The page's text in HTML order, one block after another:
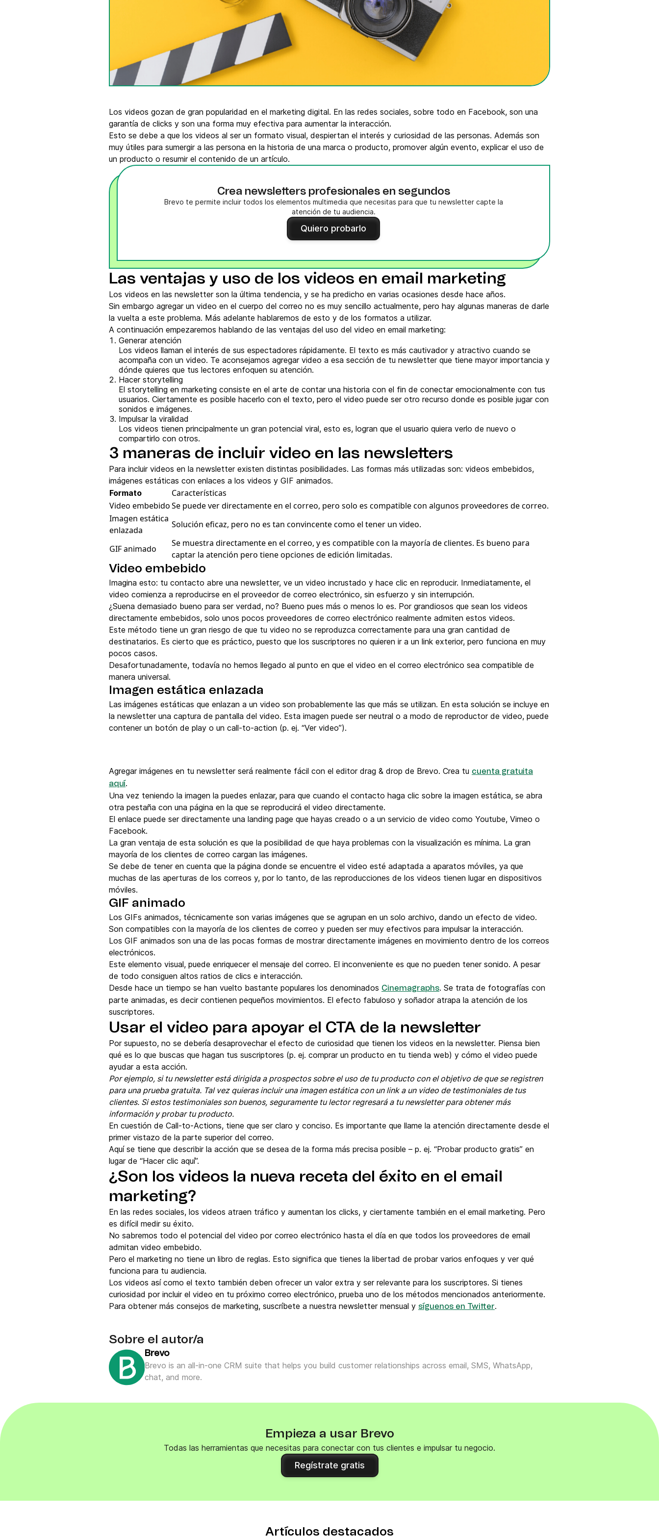
VoIP Phone
Los videos gozan de gran popularidad en el marketing digital. En las redes sociales, sobre todo en Facebook, son una
garantía de clicks y son una forma muy efectiva para aumentar la interacción.
Esto se debe a que los videos al ser un formato visual, despiertan el interés y curiosidad de las personas. Además son
muy útiles para sumergir a las persona en la historia de una marca o producto, promover algún evento, explicar el uso de
un producto o resumir el contenido de un artículo.
Crea newsletters profesionales en segundos
Brevo te permite incluir todos los elementos multimedia que necesitas para que tu newsletter capte la
atención de tu audiencia.
Quiero probarlo
Las ventajas y uso de los videos en email marketing
Los videos en las newsletter son la última tendencia, y se ha predicho en varias ocasiones desde hace años.
Sin embargo agregar un video en el cuerpo del correo no es muy sencillo actualmente, pero hay algunas maneras de darle
la vuelta a este problema. Más adelante hablaremos de esto y de los formatos a utilizar.
A continuación empezaremos hablando de las ventajas del uso del video en email marketing:
Generar atención
Los videos llaman el interés de sus espectadores rápidamente. El texto es más cautivador y atractivo cuando se
acompaña con un video. Te aconsejamos agregar video a esa sección de tu newsletter que tiene mayor importancia y
dónde quieres que tus lectores enfoquen su atención.
Hacer storytelling
El storytelling en marketing consiste en el arte de contar una historia con el fin de conectar emocionalmente con tus
usuarios. Ciertamente es posible hacerlo con el texto, pero el video puede ser otro recurso donde es posible jugar con
sonidos e imágenes.
Impulsar la viralidad
Los videos tienen principalmente un gran potencial viral, esto es, logran que el usuario quiera verlo de nuevo o
compartirlo con otros.
3 maneras de incluir video en las newsletters
Para incluir videos en la newsletter existen distintas posibilidades. Las formas más utilizadas son: videos embebidos,
imágenes estáticas con enlaces a los videos y GIF animados.
Formato
Características
Video embebidoSe puede ver directamente en el correo, pero solo es compatible con algunos proveedores de correo.
Imagen estática
enlazada
Solución eficaz, pero no es tan convincente como el tener un video.
GIF animado
Se muestra directamente en el correo, y es compatible con la mayoría de clientes. Es bueno para
captar la atención pero tiene opciones de edición limitadas.
Video embebido
Imagina esto: tu contacto abre una newsletter, ve un video incrustado y hace clic en reproducir. Inmediatamente, el
video comienza a reproducirse en el proveedor de correo electrónico, sin esfuerzo y sin interrupción.
¿Suena demasiado bueno para ser verdad, no? Bueno pues más o menos lo es. Por grandiosos que sean los videos
directamente embebidos, solo unos pocos proveedores de correo electrónico realmente admiten estos videos.
Este método tiene un gran riesgo de que tu video no se reproduzca correctamente para una gran cantidad de
destinatarios. Es cierto que es práctico, puesto que los suscriptores no quieren ir a un link exterior, pero funciona en muy
pocos casos.
Desafortunadamente, todavía no hemos llegado al punto en que el video en el correo electrónico sea compatible de
manera universal.
Imagen estática enlazada
Las imágenes estáticas que enlazan a un video son probablemente las que más se utilizan. En esta solución se incluye en
la newsletter una captura de pantalla del video. Esta imagen puede ser neutral o a modo de reproductor de video, puede
contener un botón de play o un call-to-action (p. ej. “Ver video”).
Agregar imágenes en tu newsletter será realmente fácil con el editor drag & drop de Brevo. Crea tu cuenta gratuita
aquí.
Una vez teniendo la imagen la puedes enlazar, para que cuando el contacto haga clic sobre la imagen estática, se abra
otra pestaña con una página en la que se reproducirá el video directamente.
El enlace puede ser directamente una landing page que hayas creado o a un servicio de video como Youtube, Vimeo o
Facebook.
La gran ventaja de esta solución es que la posibilidad de que haya problemas con la visualización es mínima. La gran
mayoría de los clientes de correo cargan las imágenes.
Se debe de tener en cuenta que la página donde se encuentre el video esté adaptada a aparatos móviles, ya que
muchas de las aperturas de los correos y, por lo tanto, de las reproducciones de los videos tienen lugar en dispositivos
móviles.
GIF animado
Los GIFs animados, técnicamente son varias imágenes que se agrupan en un solo archivo, dando un efecto de video.
Son compatibles con la mayoría de los clientes de correo y pueden ser muy efectivos para impulsar la interacción.
Los GIF animados son una de las pocas formas de mostrar directamente imágenes en movimiento dentro de los correos
electrónicos.
Este elemento visual, puede enriquecer el mensaje del correo. El inconveniente es que no pueden tener sonido. A pesar
de todo consiguen altos ratios de clics e interacción.
Desde hace un tiempo se han vuelto bastante populares los denominados Cinemagraphs. Se trata de fotografías con
parte animadas, es decir contienen pequeños movimientos. El efecto fabuloso y soñador atrapa la atención de los
suscriptores.
Usar el video para apoyar el CTA de la newsletter
Por supuesto, no se debería desaprovechar el efecto de curiosidad que tienen los videos en la newsletter. Piensa bien
qué es lo que buscas que hagan tus suscriptores (p. ej. comprar un producto en tu tienda web) y cómo el video puede
ayudar a esta acción.
Por ejemplo, si tu newsletter está dirigida a prospectos sobre el uso de tu producto con el objetivo de que se registren
para una prueba gratuita. Tal vez quieras incluir una imagen estática con un link a un video de testimoniales de tus
clientes. Si estos testimoniales son buenos, seguramente tu lector regresará a tu newsletter para obtener más
información y probar tu producto.
En cuestión de Call-to-Actions, tiene que ser claro y conciso. Es importante que llame la atención directamente desde el
primer vistazo de la parte superior del correo.
Aquí se tiene que describir la acción que se desea de la forma más precisa posible – p. ej. “Probar producto gratis” en
lugar de “Hacer clic aquí”.
¿Son los videos la nueva receta del éxito en el email
marketing?
En las redes sociales, los videos atraen tráfico y aumentan los clicks, y ciertamente también en el email marketing. Pero
es difícil medir su éxito.
No sabremos todo el potencial del video por correo electrónico hasta el día en que todos los proveedores de email
admitan video embebido.
Pero el marketing no tiene un libro de reglas. Esto significa que tienes la libertad de probar varios enfoques y ver qué
funciona para tu audiencia.
Los videos así como el texto también deben ofrecer un valor extra y ser relevante para los suscriptores. Si tienes
curiosidad por incluir el video en tu próximo correo electrónico, prueba uno de los métodos mencionados anteriormente.
Para obtener más consejos de marketing, suscríbete a nuestra newsletter mensual y síguenos en Twitter.
Sobre el autor/a
Brevo
Brevo is an all-in-one CRM suite that helps you build customer relationships across email, SMS, WhatsApp,
chat, and more.
Empieza a usar Brevo
Todas las herramientas que necesitas para conectar con tus clientes e impulsar tu negocio.
Regístrate gratis
Artículos destacados